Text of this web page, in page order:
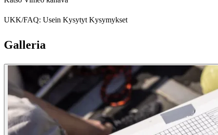
UKK/FAQ: Usein Kysytyt Kysymykset
Galleria